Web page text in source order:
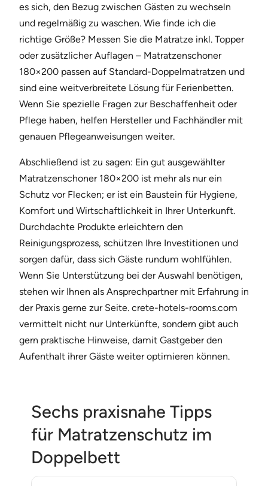
es sich, den Bezug zwischen Gästen zu wechseln
und regelmäßig zu waschen. Wie finde ich die
richtige Größe? Messen Sie die Matratze inkl. Topper
oder zusätzlicher Auflagen – Matratzenschoner
180×200 passen auf Standard-Doppelmatratzen und
sind eine weitverbreitete Lösung für Ferienbetten.
Wenn Sie spezielle Fragen zur Beschaffenheit oder
Pflege haben, helfen Hersteller und Fachhändler mit
genauen Pflegeanweisungen weiter.
Abschließend ist zu sagen: Ein gut ausgewählter
Matratzenschoner 180×200 ist mehr als nur ein
Schutz vor Flecken; er ist ein Baustein für Hygiene,
Komfort und Wirtschaftlichkeit in Ihrer Unterkunft.
Durchdachte Produkte erleichtern den
Reinigungsprozess, schützen Ihre Investitionen und
sorgen dafür, dass sich Gäste rundum wohlfühlen.
Wenn Sie Unterstützung bei der Auswahl benötigen,
stehen wir Ihnen als Ansprechpartner mit Erfahrung in
der Praxis gerne zur Seite. crete-hotels-rooms.com
vermittelt nicht nur Unterkünfte, sondern gibt auch
gern praktische Hinweise, damit Gastgeber den
Aufenthalt ihrer Gäste weiter optimieren können.
Sechs praxisnahe Tipps
für Matratzenschutz im
Doppelbett